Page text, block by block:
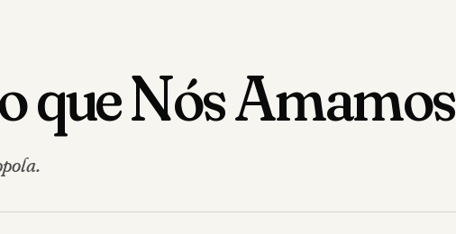
que Nós Amamos